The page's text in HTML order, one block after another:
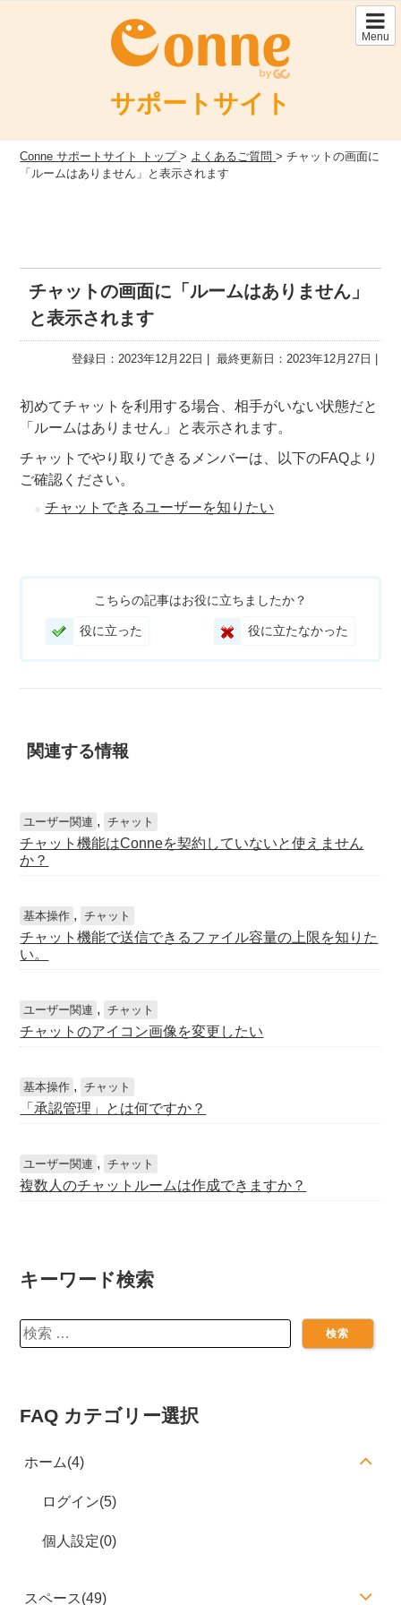
Menu
サポートサイト
Conne サポートサイト トップ > よくあるご質問 >チャットの画面に
「ルームはありません」と表示されます
チャットの画面に「ルームはありません」
と表示されます
登録日：2023年12月22日 最終更新日：2023年12月27日
初めてチャットを利用する場合、相手がいない状態だと
「ルームはありません」と表示されます。
チャットでやり取りできるメンバーは、以下のFAQより
ご確認ください。
チャットできるユーザーを知りたい
こちらの記事はお役に立ちましたか？
役に立たなかった
役に立った
関連する情報
ユーザー関連 , チャット
チャット機能はConneを契約していないと使えません
か？
基本操作 , チャット
チャット機能で送信できるファイル容量の上限を知りた
い。
ユーザー関連 , チャット
チャットのアイコン画像を変更したい
基本操作 , チャット
「承認管理」とは何ですか？
ユーザー関連 , チャット
複数人のチャットルームは作成できますか？
キーワード検索
検
索:
FAQ カテゴリー選択
ホーム(4)
ログイン(5)
個人設定(0)
スペース(49)